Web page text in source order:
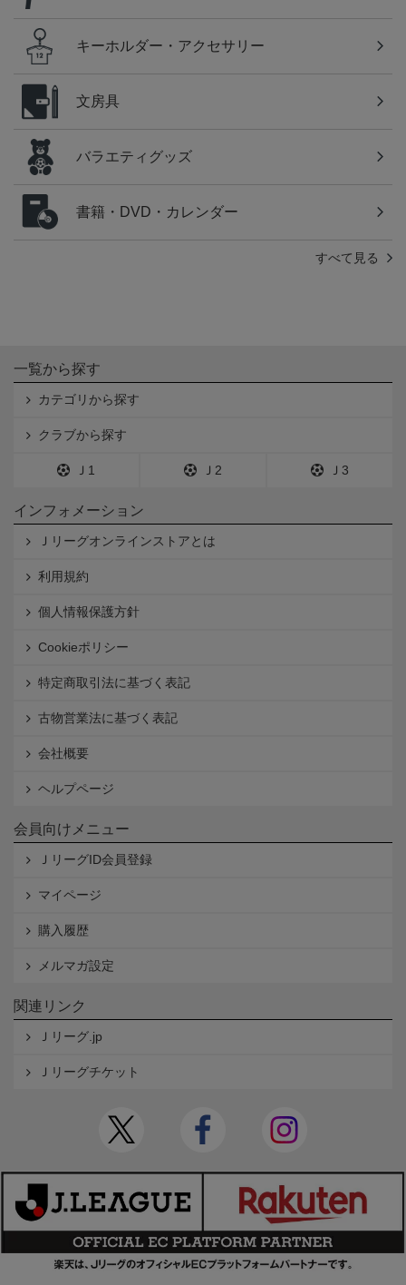
キーホルダー・アクセサリー
文房具
バラエティグッズ
書籍・DVD・カレンダー
すべて見る
一覧から探す
カテゴリから探す
クラブから探す
Ｊ1 Ｊ2 Ｊ3
インフォメーション
Ｊリーグオンラインストアとは
利用規約
個人情報保護方針
Cookieポリシー
特定商取引法に基づく表記
古物営業法に基づく表記
会社概要
ヘルプページ
会員向けメニュー
ＪリーグID会員登録
マイページ
購入履歴
メルマガ設定
関連リンク
Ｊリーグ.jp
Ｊリーグチケット